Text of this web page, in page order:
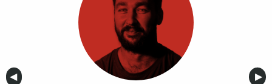
Anterior
◀︎ ▶︎